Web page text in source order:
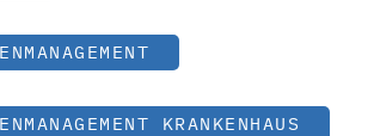
KRANKENHAUS